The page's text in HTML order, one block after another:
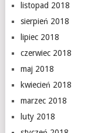
listopad 2018
sierpień 2018
lipiec 2018
czerwiec 2018
maj 2018
kwiecień 2018
marzec 2018
luty 2018